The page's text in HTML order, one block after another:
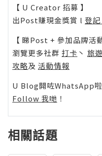
【 U Creator 招募 】
出Post賺現金獎賞 l 登記
【 睇Post + 參加品牌活動
瀏覽更多社群 打卡 丶 旅遊
攻略及 活動情報
U Blog開咗WhatsApp啦
Follow 我哋 ！
相關話題